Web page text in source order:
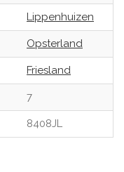
Lippenhuizen
Opsterland
Friesland
7
8408JL